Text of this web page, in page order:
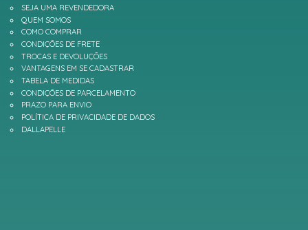
SEJA UMA REVENDEDORA
QUEM SOMOS
COMO COMPRAR
CONDIÇÕES DE FRETE
TROCAS E DEVOLUÇÕES
VANTAGENS EM SE CADASTRAR
TABELA DE MEDIDAS
CONDIÇÕES DE PARCELAMENTO
PRAZO PARA ENVIO
POLÍTICA DE PRIVACIDADE DE DADOS
DALLAPELLE